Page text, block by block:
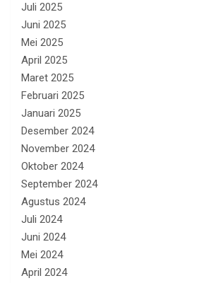
Juli 2025
Juni 2025
Mei 2025
April 2025
Maret 2025
Februari 2025
Januari 2025
Desember 2024
November 2024
Oktober 2024
September 2024
Agustus 2024
Juli 2024
Juni 2024
Mei 2024
April 2024